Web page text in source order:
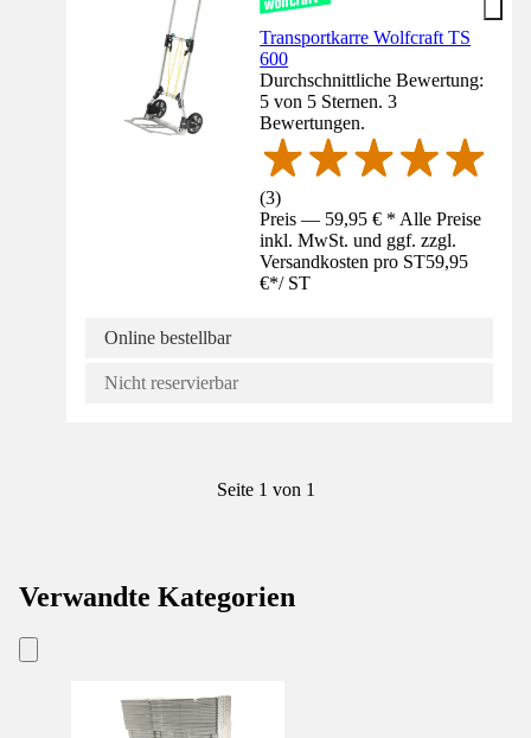
Transportkarre Wolfcraft TS
600
Durchschnittliche Bewertung:
5 von 5 Sternen. 3
Bewertungen.
(3)
Preis — 59,95 € * Alle Preise
inkl. MwSt. und ggf. zzgl.
Versandkosten pro ST59,95
€*/ ST
Online bestellbar
Nicht reservierbar
Seite 1 von 1
Verwandte Kategorien